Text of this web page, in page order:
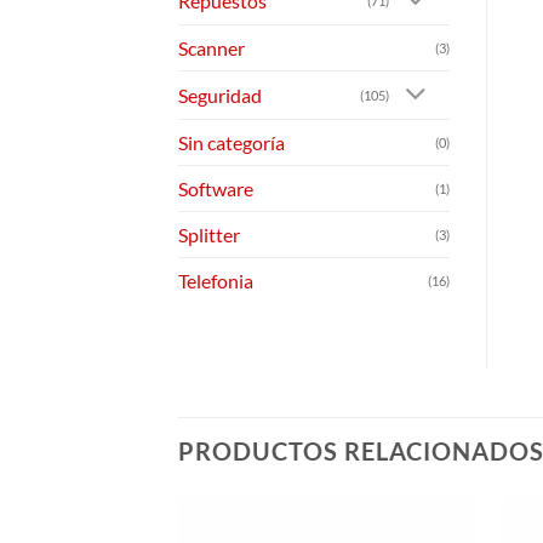
Scanner (3)
Seguridad (105)
Sin categoría (0)
Software (1)
Splitter (3)
Telefonia (16)
PRODUCTOS RELACIONADOS